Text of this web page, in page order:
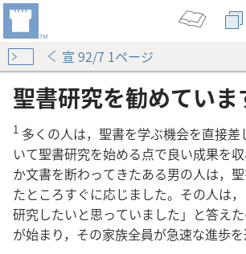
宣 92/7 1ページ
とができますか
か
聖書研究を勧めていま
1 多くの人は，聖書を学ぶ機会を直接差
いて聖書研究を始める点で良い成果を
か文書を断わってきたある男の人は，
たところすぐに応じました。その人は
研究したいと思っていました」と答え
が始まり，その家族全員が急速な進歩を